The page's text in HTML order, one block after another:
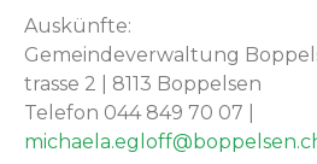
Auskün­fte:
Gemein­de­v­er­wal­tung
trasse 2 | 8113 Bop­pelsen
Tele­fon 044 849 70 07 |
michaela.egloff